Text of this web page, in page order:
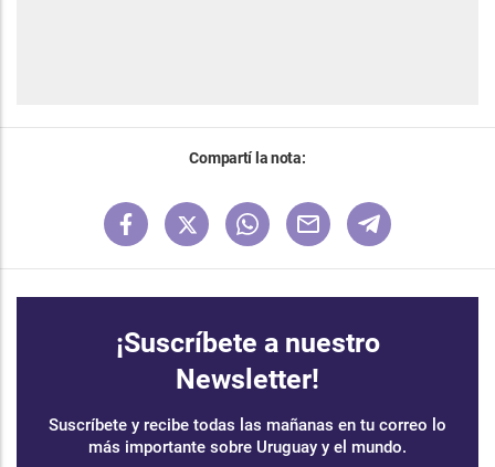
Compartí la nota:
¡Suscríbete a nuestro
Newsletter!
Suscríbete y recibe todas las mañanas en tu correo lo
más importante sobre Uruguay y el mundo.